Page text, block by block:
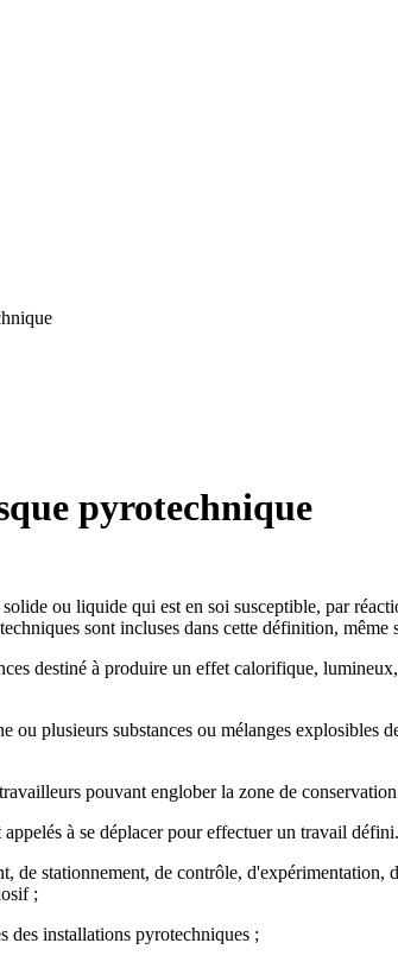
pyrotechnique
ou liquide qui est en soi susceptible, par
sont incluses dans cette définition, même
destiné à produire un effet calorifique,
plusieurs substances ou mélanges explosibles
pouvant englober la zone de
à se déplacer pour effectuer un travail
stationnement, de contrôle,
;
des installations pyrotechniques ;